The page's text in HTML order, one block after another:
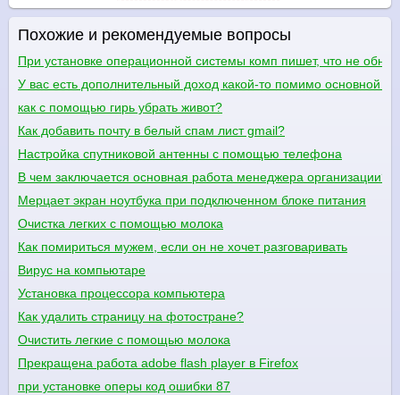
Похожие и рекомендуемые вопросы
При установке операционной системы комп пишет, что не
У вас есть дополнительный доход какой-то помимо основной
как с помощью гирь убрать живот?
Как добавить почту в белый спам лист gmail?
Настройка спутниковой антенны с помощью телефона
В чем заключается основная работа менеджера организации?
Мерцает экран ноутбука при подключенном блоке питания
Очистка легких с помощью молока
Как помириться мужем, если он не хочет разговаривать
Вирус на компьютаре
Установка процессора компьютера
Как удалить страницу на фотостране?
Очистить легкие с помощью молока
Прекращена работа adobe flash player в Firefox
при установке оперы код ошибки 87